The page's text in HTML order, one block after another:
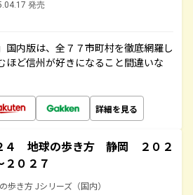
発売
国内版は、全７７市町村を徹底網羅し
ほど信州が好きになること間違いな
詳細を見る
４ 地球の歩き方 静岡 ２０２
２０２７
歩き方 Jシリーズ（国内）